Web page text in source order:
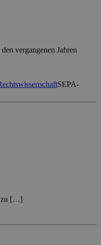
vergangenen Jahren
SEPA-
zu […]